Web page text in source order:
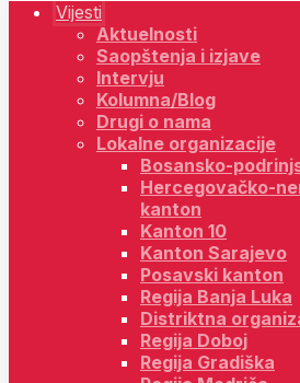
Vijesti
Aktuelnosti
Saopštenja i izjave
Intervju
Kolumna/Blog
Drugi o nama
Lokalne organizacije
Bosansko-
Hercegovačko-
kanton
Kanton 10
Kanton Sarajevo
Posavski kanton
Regija Banja Luka
Distriktna
Regija Doboj
Regija Gradiška